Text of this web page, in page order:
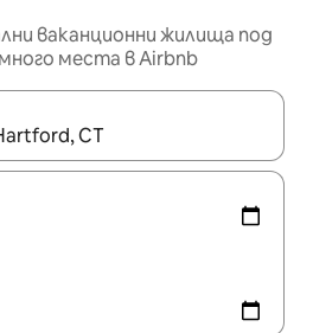
ваканционни жилища под
места в Airbnb
покажат, използвайте